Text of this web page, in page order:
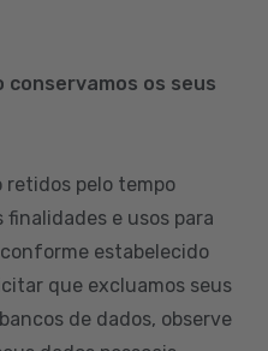
os seus
retidos pelo tempo
e usos para
estabelecido
que excluamos seus
de dados, observe